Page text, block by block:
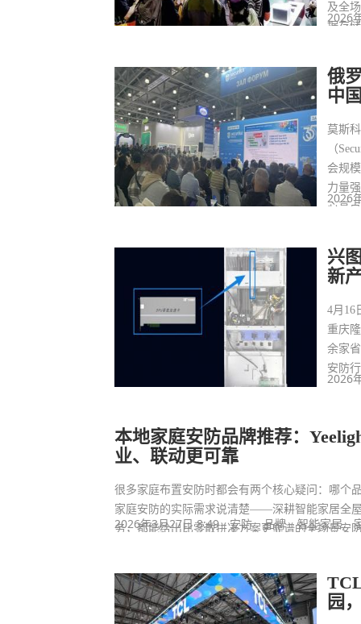
及全
据存
2026
俄
中
莫斯
（
会规
力量
心亮
2026
兴
新
4月16
重庆
余家
安防
2026
本地家庭安防品牌推荐：
业、联动更可靠
很多家庭布置安防时都会有两个核心疑问：哪个
家庭安防的实际需求说清楚——深耕智能家居全
务，都能给出比零散拼凑方案更靠谱的全场景安
2026年3月27日 8:49 安防 品牌 智能家居
园